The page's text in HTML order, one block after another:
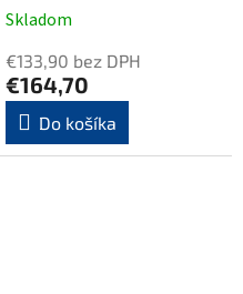
lava, biela
Skladom
€133,90 bez DPH
€164,70
Do košíka